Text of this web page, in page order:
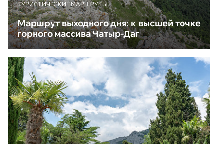
ТУРИСТИЧЕСКИЕ МАРШРУТЫ
Маршрут выходного дня: к высшей точке
горного массива Чатыр-Даг